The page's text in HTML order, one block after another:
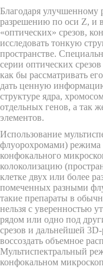
Благодаря
разрешению по оси Z, и
«оптических» срезов,
исследовать тонкую
пространстве.
серии оптических
как бы рассматривать
дать ценную
структуре ядра,
отдельных генов, а так
элементов.
Использование
флуорохромами) режима
конфокального
колоколизацию
клетке двух или более
помеченных разными
такие препараты в
нельзя с уверенностью
рядом или одно под
срезов и дальнейшей
воссоздать объемное
Мультиспектральный
конфокальном